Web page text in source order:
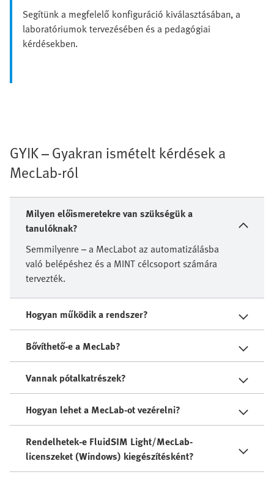
Segítünk a megfelelő konfiguráció kiválasztásában, a
laboratóriumok tervezésében és a pedagógiai
kérdésekben.
GYIK – Gyakran ismételt kérdések a
MecLab-ról
Milyen előismeretekre van szükségük a
tanulóknak?
Semmilyenre – a MecLabot az automatizálásba
való belépéshez és a MINT célcsoport számára
tervezték.
Hogyan működik a rendszer?
Bővíthető-e a MecLab?
Vannak pótalkatrészek?
Hogyan lehet a MecLab-ot vezérelni?
Rendelhetek-e FluidSIM Light/MecLab-
licenszeket (Windows) kiegészítésként?